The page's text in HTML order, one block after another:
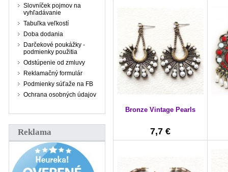
Slovníček pojmov na
vyhľadávanie
Tabuľka veľkostí
Doba dodania
Darčekové poukážky -
podmienky použitia
Odstúpenie od zmluvy
Reklamačný formulár
Podmienky súťaže na FB
Ochrana osobných údajov
Reklama
Bronze Vintage Pearls
7,7 €